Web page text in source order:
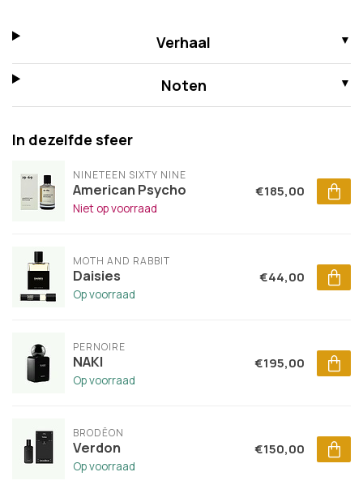
Verhaal
Noten
In dezelfde sfeer
NINETEEN SIXTY NINE
American Psycho
Niet op voorraad
€185,00
MOTH AND RABBIT
Daisies
Op voorraad
€44,00
PERNOIRE
NAKI
Op voorraad
€195,00
BRODĒON
Verdon
Op voorraad
€150,00